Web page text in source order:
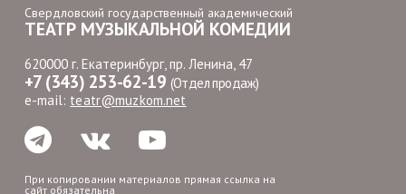
Свердловский государственный академический
ТЕАТР МУЗЫКАЛЬНОЙ КОМЕДИИ
620000 г. Екатеринбург, пр. Ленина, 47
+7 (343) 253-62-19 (Отдел продаж)
e-mail: teatr@muzkom.net
При копировании материалов прямая ссылка на
сайт обязательна